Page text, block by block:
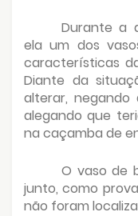
Durante a
ela um dos
características
Diante da
alterar,
alegando que
na caçamba de
O vaso de
junto, como
não foram